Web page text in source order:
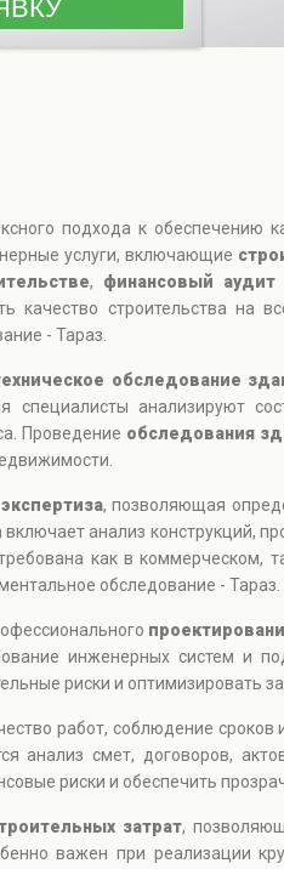
подхода к обеспечению
услуги, включающие
, финансовый аудит
качество строительства на
- Тараз.
обследование
специалисты анализируют
Проведение обследования
, позволяющая
анализ конструкций,
как в коммерческом,
обследование - Тараз.
инженерных систем и
риски и оптимизировать
работ, соблюдение сроков
анализ смет, договоров,
риски и обеспечить
затрат,
важен при реализации